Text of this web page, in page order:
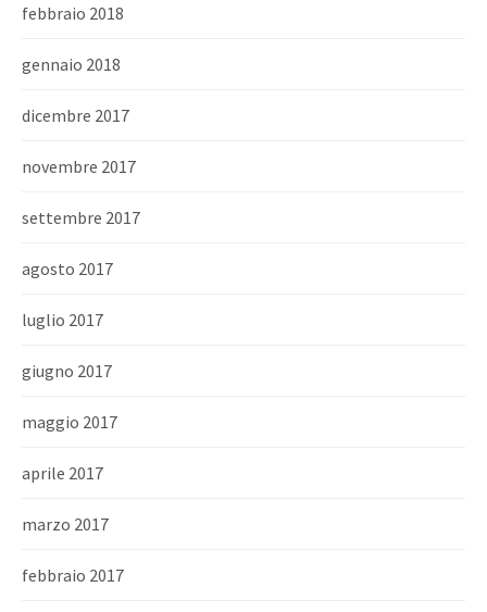
febbraio 2018
gennaio 2018
dicembre 2017
novembre 2017
settembre 2017
agosto 2017
luglio 2017
giugno 2017
maggio 2017
aprile 2017
marzo 2017
febbraio 2017